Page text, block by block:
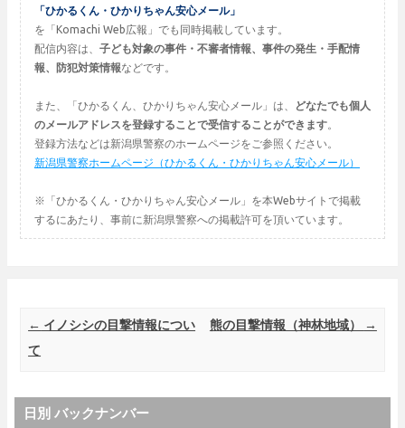
「ひかるくん・ひかりちゃん安心メール」
を「Komachi Web広報」でも同時掲載しています。
配信内容は、 子ども対象の事件・不審者情報、事件の発生・手配情
報、防犯対策情報などです。
また、「ひかるくん、ひかりちゃん安心メール」は、
どなたでも個人
のメールアドレスを登録することで受信することができます。
登録方法などは新潟県警察のホームページをご参照ください。
新潟県警察ホームページ（ひかるくん・ひかりちゃん安心メール）
※「ひかるくん・ひかりちゃん安心メール」を本Webサイトで掲載
するにあたり、事前に新潟県警察への掲載許可を頂いています。
Post navigation
← イノシシの目撃情報につい
て
熊の目撃情報（神林地域） →
日別 バックナンバー